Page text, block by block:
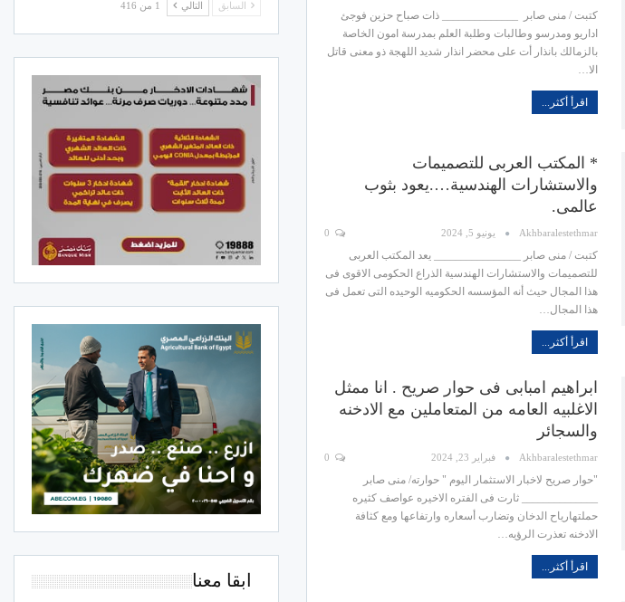
كتبت / منى صابر ______________ ذات صباح حزين فوجئ
اداريو ومدرسو وطالبات وطلبة العلم بمدرسة امون الخاصة
بالزمالك بانذار أت على محضر انذار شديد اللهجة ذو معنى قاتل
الا…
اقرأ أكثر...
* المكتب العربى للتصميمات
والاستشارات الهندسية….يعود بثوب
عالمى.
Akhbaralestethmar يونيو 5, 2024
كتبت / منى صابر ________________ يعد المكتب العربى
للتصميمات والاستشارات الهندسية الذراع الحكومى الاقوى فى
هذا المجال حيث أنه المؤسسه الحكوميه الوحيده التى تعمل فى
هذا المجال…
اقرأ أكثر...
ابراهيم امبابى فى حوار صريح . انا ممثل
الاغلبيه العامه من المتعاملين مع الادخنه
والسجائر
Akhbaralestethmar فبراير 23, 2024
"حوار صريح لاخبار الاستثمار اليوم " حوارته/ منى صابر
______________ ثارت فى الفتره الاخيره عواصف كثيره
حملتهارياح الدخان وتضارب أسعاره وارتفاعها ومع كثافة
الادخنه تعذرت الرؤيه…
اقرأ أكثر...
السابق التالي 1 من 416
ابقا معنا